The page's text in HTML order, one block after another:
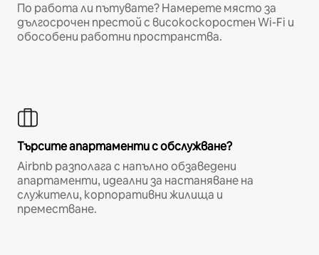
По работа ли пътувате? Намерете място за
дългосрочен престой с високоскоростен Wi-Fi и
обособени работни пространства.
Търсите апартаменти с обслужване?
Airbnb разполага с напълно обзаведени
апартаменти, идеални за настаняване на
служители, корпоративни жилища и
преместване.